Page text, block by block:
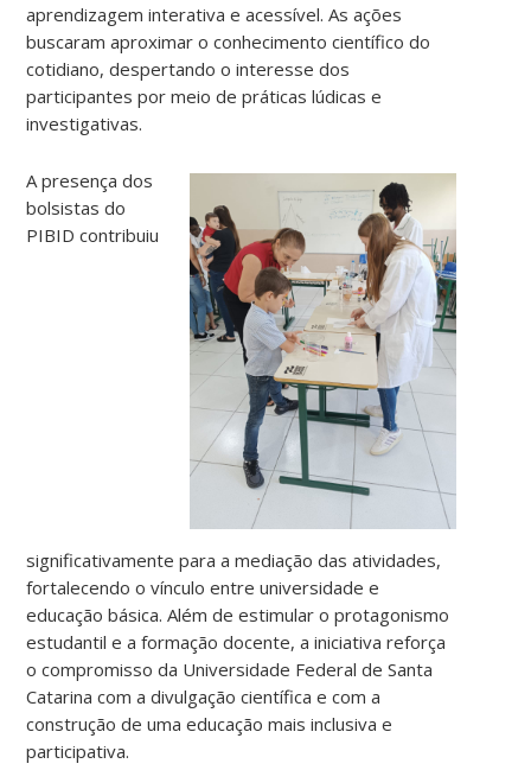
aprendizagem interativa e acessível. As ações
buscaram aproximar o conhecimento científico do
cotidiano, despertando o interesse dos
participantes por meio de práticas lúdicas e
investigativas.
A presença dos
bolsistas do
PIBID contribuiu
significativamente para a mediação das atividades,
fortalecendo o vínculo entre universidade e
educação básica. Além de estimular o protagonismo
estudantil e a formação docente, a iniciativa reforça
o compromisso da Universidade Federal de Santa
Catarina com a divulgação científica e com a
construção de uma educação mais inclusiva e
participativa.